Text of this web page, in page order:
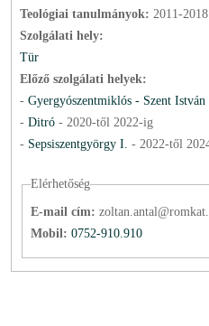
Teológiai tanulmányok: 2011-
Szolgálati hely:
Tür
Előző szolgálati helyek:
- Gyergyószentmiklós - Szent István
- Ditró - 2020-től 2022-ig
- Sepsiszentgyörgy I. - 2022-től
Elérhetőség
E-mail cím:
Mobil: 0752-910.910